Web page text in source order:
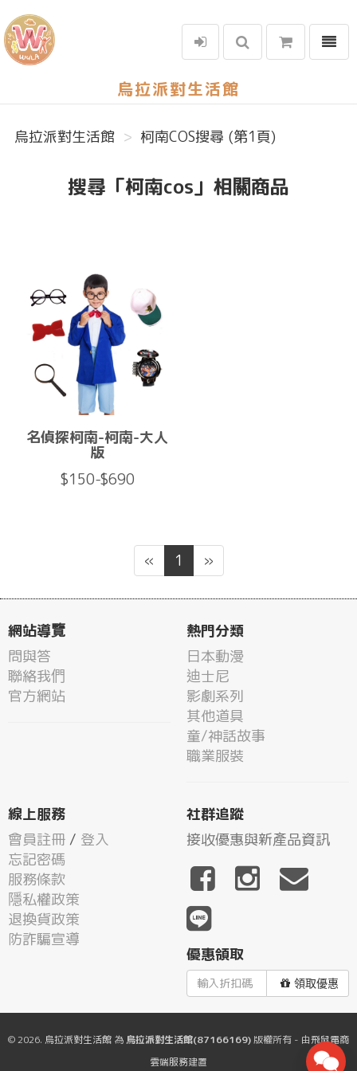
烏拉派對生活館
選單
烏拉派對生活館 柯南COS搜尋 (第1頁)
搜尋「柯南cos」相關商品
名偵探柯南-柯南-大人
版
$150-$690
« 1 »
網站導覽
問與答
聯絡我們
官方網站
熱門分類
日本動漫
迪士尼
影劇系列
其他道具
童/神話故事
職業服裝
線上服務
會員註冊 / 登入
忘記密碼
服務條款
隱私權政策
退換貨政策
防詐騙宣導
社群追蹤
接收優惠與新產品資訊
優惠領取
領取優惠
© 2026. 烏拉派對生活館 為 烏拉派對生活館(87166169)版權所有 - 由飛鼠電商
雲端服務建置